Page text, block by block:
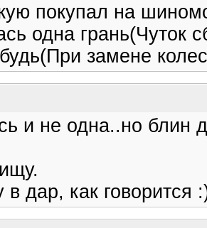
покупал на
одна
замене
и не одна..но блин
дар, как говорится